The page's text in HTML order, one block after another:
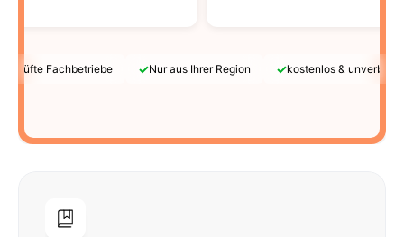
Fachbetriebe ✓Nur aus Ihrer Region ✓kostenlos &